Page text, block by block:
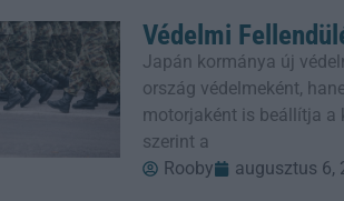
Védelmi
Japán kormánya új
ország védelmeként,
motorjaként is beállítja a
szerint a
Rooby
augusztus 6,